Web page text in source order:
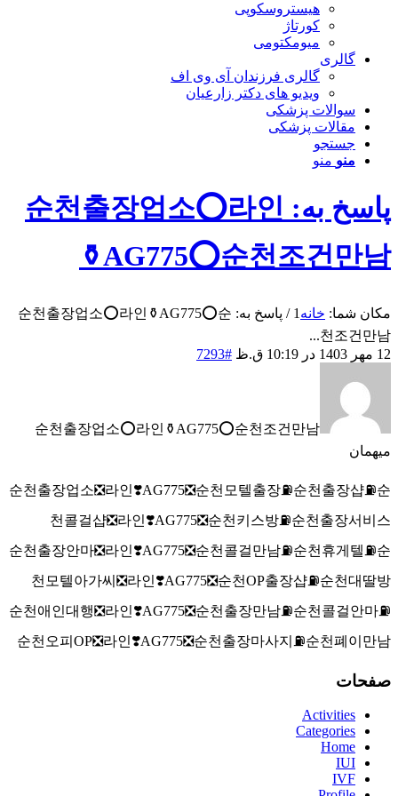
هیستروسکوپی
کورتاژ
میومکتومی
گالری
گالری فرزندان آی وی اف
ویدیو های دکتر زارعیان
سوالات پزشکی
مقالات پزشکی
جستجو
منو منو
پاسخ به: 순천출장업소⭕라인
⚱️AG775​​​​​​​⭕순천조건만남
مکان شما: خانه 1
/
پاسخ به: 순천출장업소⭕라인⚱️AG775​​​​​​​⭕순
천조건만남...
12 مهر 1403 در 10:19 ق.ظ
#7293
순천출장업소⭕라인⚱️AG775​​​​​​​⭕순천조건만남
میهمان
순천출장업소❎라인❣️AG775​​​​​​​❎순천모텔출장⛽순천출장샵⛽순
천콜걸샵❎라인❣️AG775​​​​​​​❎순천키스방⛽순천출장서비스
순천출장안마❎라인❣️AG775​​​​​​​❎순천콜걸만남⛽순천휴게텔⛽순
천모텔아가씨❎라인❣️AG775​​​​​​​❎순천OP출장샵⛽순천대딸방
순천애인대행❎라인❣️AG775​​​​​​​❎순천출장만남⛽순천콜걸안마⛽
순천오피OP❎라인❣️AG775​​​​​​​❎순천출장마사지⛽순천폐이만남
صفحات
Activities
Categories
Home
IUI
IVF